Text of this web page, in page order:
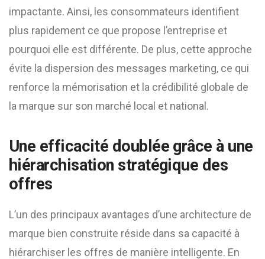
impactante. Ainsi, les consommateurs identifient
plus rapidement ce que propose l’entreprise et
pourquoi elle est différente. De plus, cette approche
évite la dispersion des messages marketing, ce qui
renforce la mémorisation et la crédibilité globale de
la marque sur son marché local et national.
Une efficacité doublée grâce à une
hiérarchisation stratégique des
offres
L’un des principaux avantages d’une architecture de
marque bien construite réside dans sa capacité à
hiérarchiser les offres de manière intelligente. En